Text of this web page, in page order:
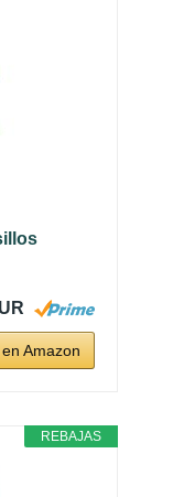
Amazon
REBAJAS